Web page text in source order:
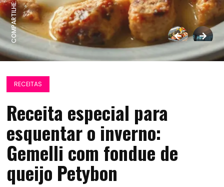
COMPARTILHE:
RECEITAS
Receita especial para
esquentar o inverno:
Gemelli com fondue de
queijo Petybon